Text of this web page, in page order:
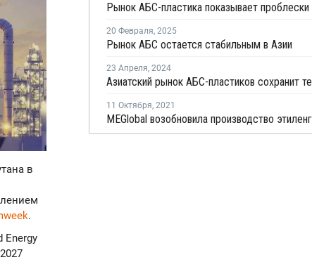
в
.
Energy
20 Февраля, 2025
Рынок АБС остается стабильным в Азии
23 Апреля, 2024
11 Октября, 2021